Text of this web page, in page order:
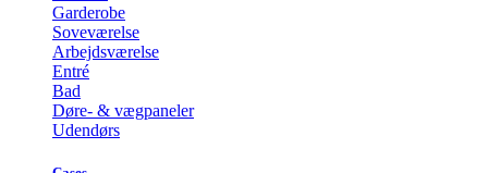
Garderobe
Soveværelse
Arbejdsværelse
Entré
Bad
Døre- & vægpaneler
Udendørs